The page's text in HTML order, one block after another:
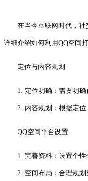
在当今互联网时代，社交
详细介绍如何利用QQ空间
定位与内容规划
1. 定位明确：需要明
2. 内容规划：根据定位，
QQ空间平台设置
1. 完善资料：设置个
2. 空间布局：合理规划空